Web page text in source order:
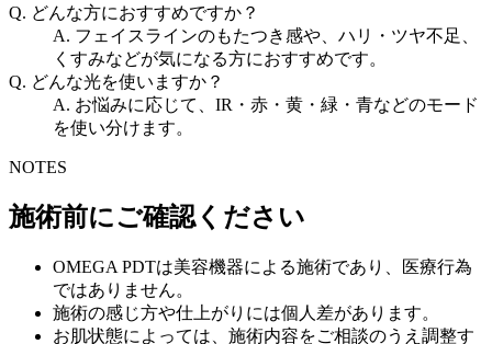
Q. どんな方におすすめですか？
A. フェイスラインのもたつき感や、ハリ・ツヤ不足、
くすみなどが気になる方におすすめです。
Q. どんな光を使いますか？
A. お悩みに応じて、IR・赤・黄・緑・青などのモード
を使い分けます。
NOTES
施術前にご確認ください
OMEGA PDTは美容機器による施術であり、医療行為
ではありません。
施術の感じ方や仕上がりには個人差があります。
お肌状態によっては、施術内容をご相談のうえ調整す